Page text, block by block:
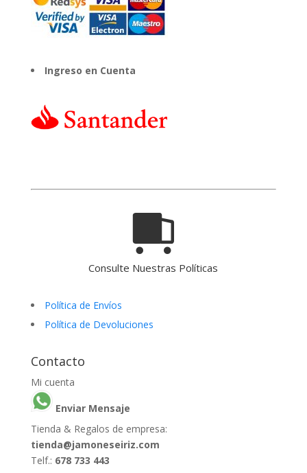
Ingreso en Cuenta
Consulte Nuestras Políticas
Política de Envíos
Política de Devoluciones
Contacto
Mi cuenta
Enviar Mensaje
Tienda & Regalos de empresa:
tienda@jamoneseiriz.com
Telf.: 678 733 443